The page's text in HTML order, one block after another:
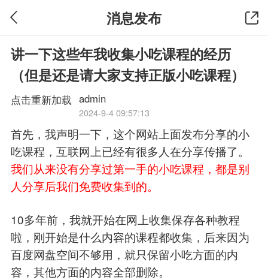
消息发布
讲一下这些年我收集小吃课程的经历
（但是还是请大家支持正版小吃课程）
点击重新加载 admin
2024-9-4 09:57:13
首先，我声明一下，这个网站上面发布分享的小
吃课程，互联网上已经有很多人在分享传播了。
我们从来没有分享过第一手的小吃课程，都是别
人分享后我们免费收集到的。
10多年前，我就开始在网上收集保存各种教程
啦，刚开始是什么内容的课程都收集，后来因为
百度网盘空间不够用，就只保留小吃方面的内
容，其他方面的内容全部删除。